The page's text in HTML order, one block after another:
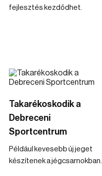
fejlesztés kezdődhet.
Takarékoskodik a
Debreceni
Sportcentrum
Például kevesebb új jeget
készítenek a jégcsarnokban.